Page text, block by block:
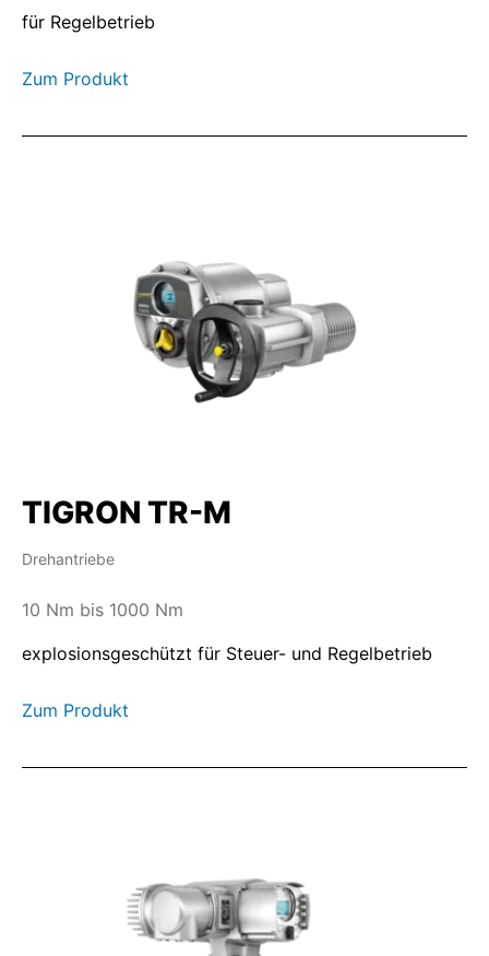
für Regelbetrieb
Zum Produkt
TIGRON TR-M
Drehantriebe
10 Nm bis 1000 Nm
explosionsgeschützt für Steuer- und Regelbetrieb
Zum Produkt